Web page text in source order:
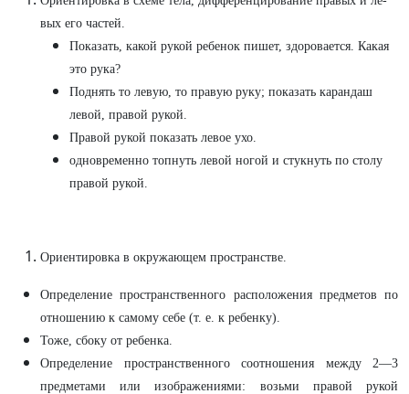
вых его частей.
Показать, какой рукой ребенок пишет, здоровается. Какая
это рука?
Поднять то левую, то правую руку; показать карандаш
левой, правой рукой.
Правой рукой показать левое ухо.
одновременно топнуть левой ногой и стукнуть по столу
правой рукой.
Ориентировка в окружающем пространстве.
Определение пространственного расположения предметов по
отношению к самому себе (т. е. к ребенку).
Тоже, сбоку от ребенка.
Определение пространственного соотношения между 2—3
предметами или изображениями:
возьми правой рукой